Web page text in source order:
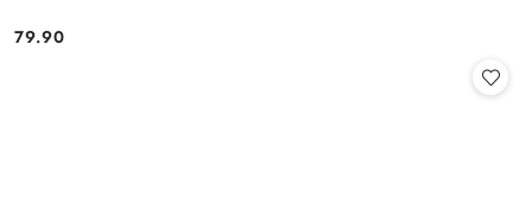
Cena:
79.90